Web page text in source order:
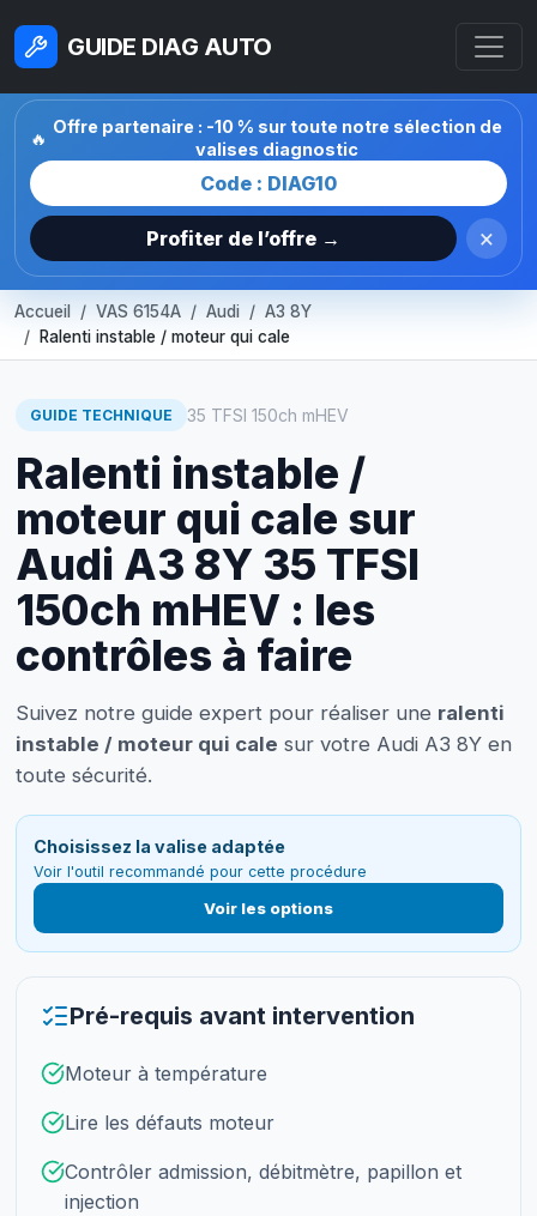
GUIDE DIAG AUTO
🔥
Offre partenaire : -10 % sur toute notre sélection de
valises diagnostic
Code : DIAG10
Profiter de l’offre → ×
Accueil VAS 6154A Audi
A3 8Y
Ralenti instable / moteur qui cale
GUIDE TECHNIQUE 35 TFSI 150ch mHEV
Ralenti instable /
moteur qui cale sur
Audi A3 8Y 35 TFSI
150ch mHEV : les
contrôles à faire
Suivez notre guide expert pour réaliser une ralenti
instable / moteur qui cale sur votre Audi A3 8Y en
toute sécurité.
Choisissez la valise adaptée
Voir l'outil recommandé pour cette procédure
Voir les options
Pré-requis avant intervention
Moteur à température
Lire les défauts moteur
Contrôler admission, débitmètre, papillon et
injection